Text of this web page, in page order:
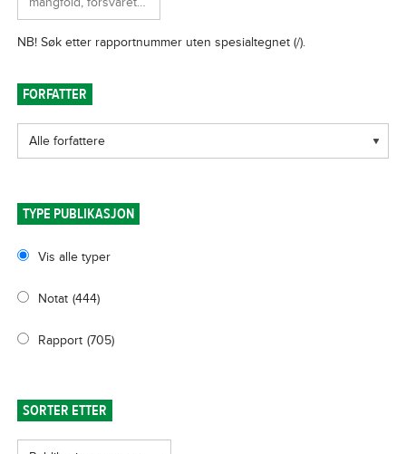
FORFATTER
TYPE PUBLIKASJON
Vis alle typer
Notat (444)
Rapport (705)
SORTER ETTER